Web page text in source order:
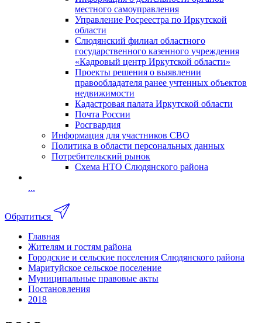
местного самоуправления
Управление Росреестра по Иркутской
области
Слюдянский филиал областного
государственного казенного учреждения
«Кадровый центр Иркутской области»
Проекты решения о выявлении
правообладателя ранее учтенных объектов
недвижимости
Кадастровая палата Иркутской области
Почта России
Росгвардия
Информация для участников СВО
Политика в области персональных данных
Потребительский рынок
Схема НТО Слюдянского района
...
Обратиться
Главная
Жителям и гостям района
Городские и сельские поселения Слюдянского района
Маритуйское сельское поселение
Муниципальные правовые акты
Постановления
2018